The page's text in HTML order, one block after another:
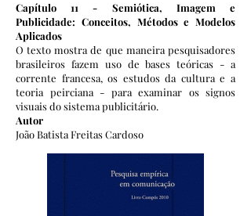
Capítulo 11 - Semiótica, Imagem e
Publicidade: Conceitos, Métodos e Modelos
Aplicados
O texto mostra de que maneira pesquisadores
brasileiros fazem uso de bases teóricas - a
corrente francesa, os estudos da cultura e a
teoria peirciana - para examinar os signos
visuais do sistema publicitário.
Autor
João Batista Freitas Cardoso